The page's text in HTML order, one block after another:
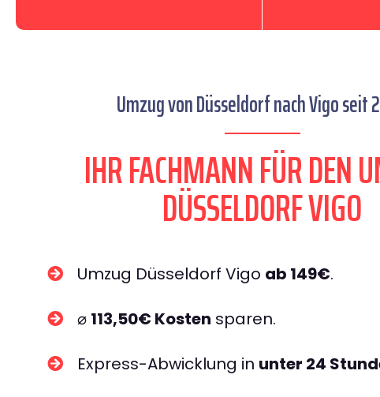
Umzug von Düsseldorf nach Vigo seit
IHR FACHMANN FÜR DEN
DÜSSELDORF VIGO
Umzug Düsseldorf Vigo ab 149€.
⌀ 113,50€ Kosten sparen.
Express-Abwicklung in unter 24